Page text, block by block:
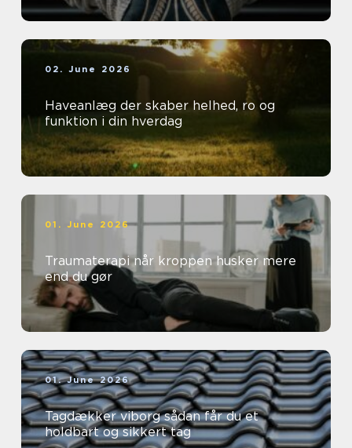
02. June 2026
Haveanlæg der skaber helhed, ro og
funktion i din hverdag
01. June 2026
Traumaterapi når kroppen husker mere
end du gør
01. June 2026
Tagdækker viborg sådan får du et
holdbart og sikkert tag